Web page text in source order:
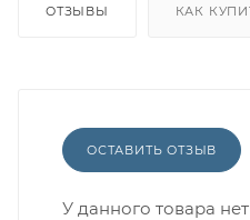
ОТЗЫВЫ КАК
ОСТАВИТЬ ОТЗЫВ
У данного товара